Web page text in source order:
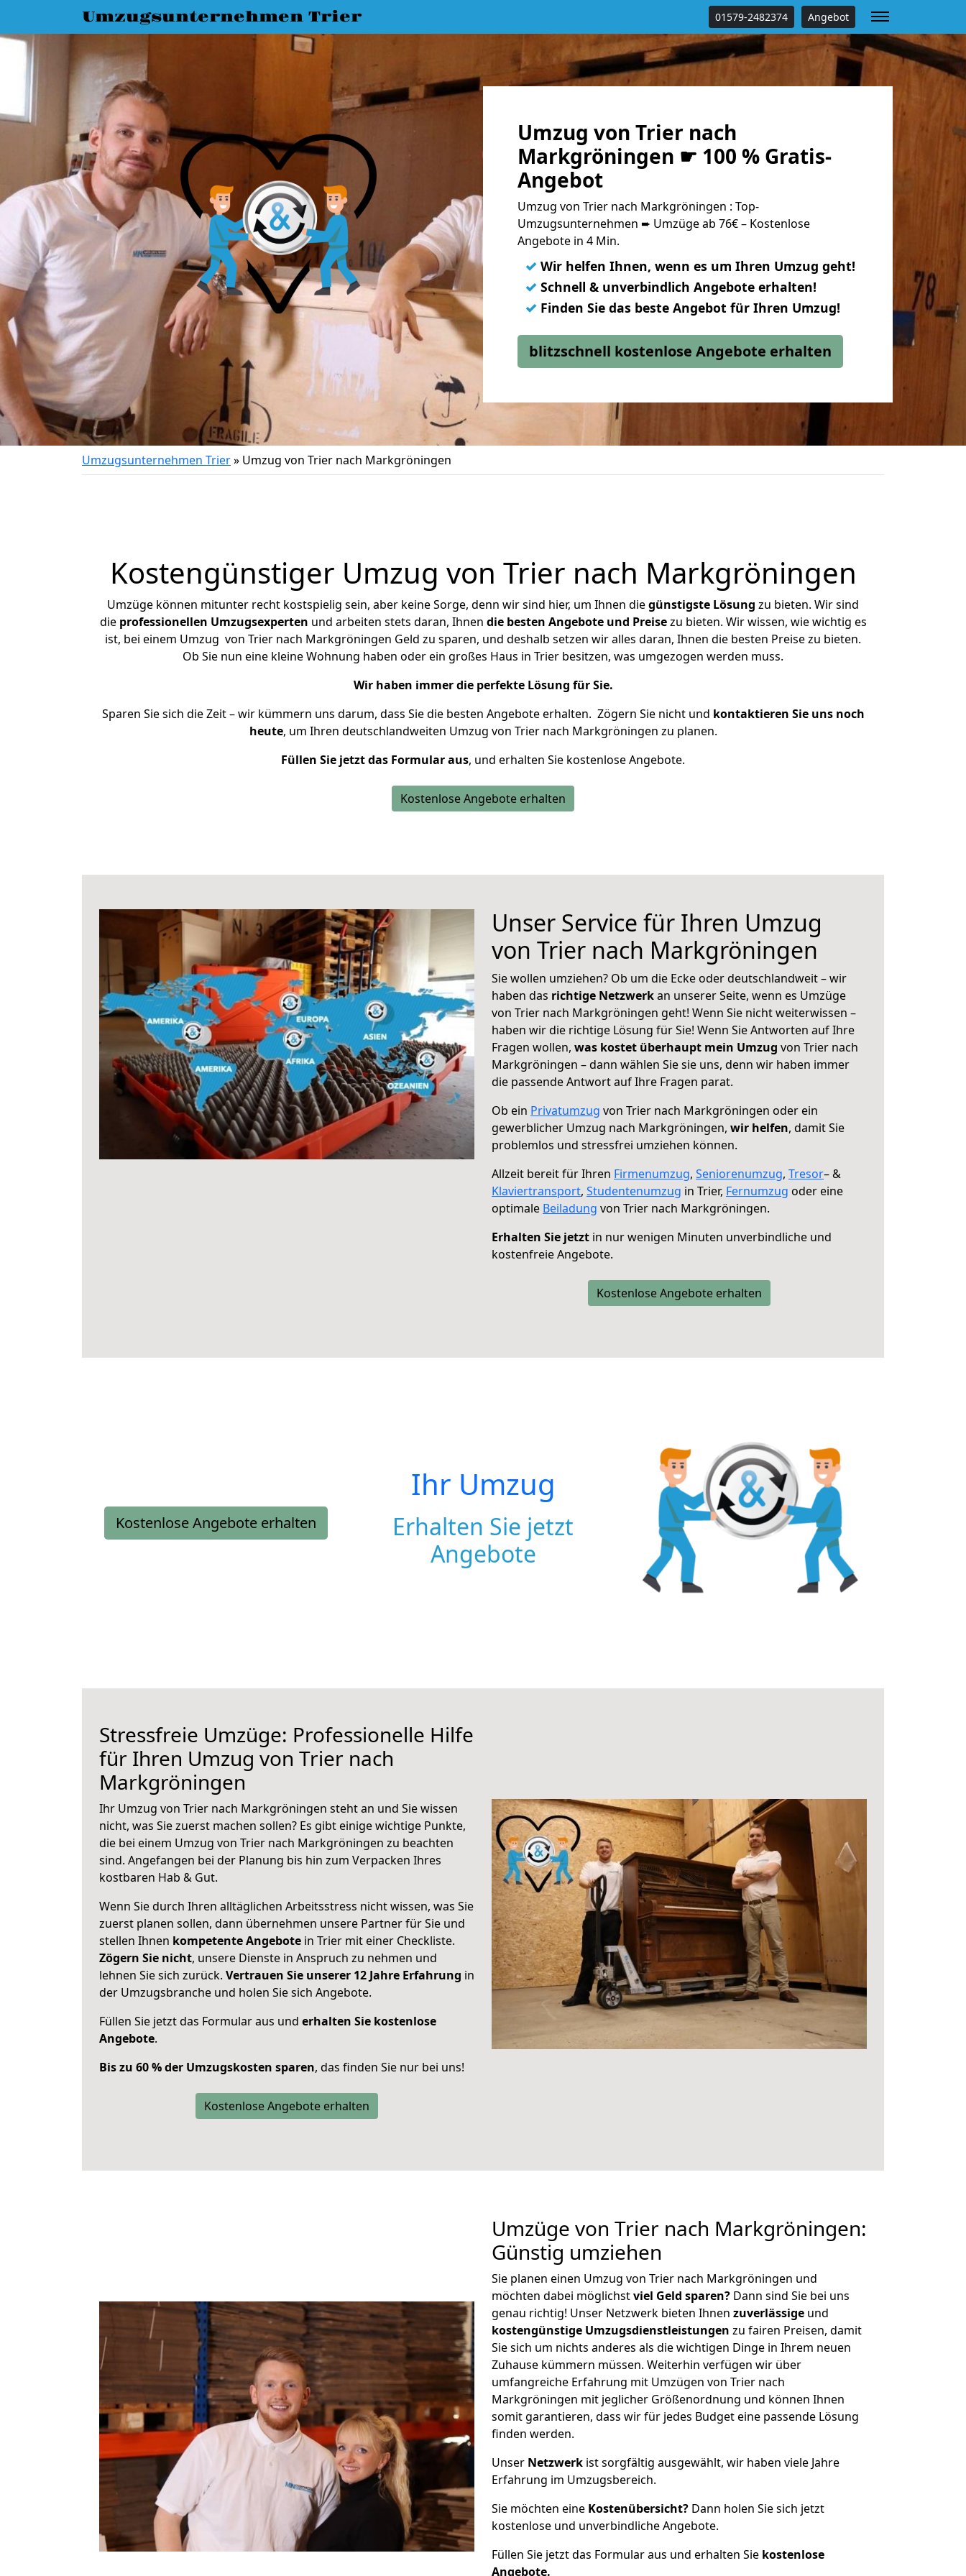
Umzugsunternehmen Trier 01579-2482374 Angebot
Umzug von Trier nach
Markgröningen ☛ 100 % Gratis-
Angebot
Umzug von Trier nach Markgröningen : Top-
Umzugsunternehmen ➨ Umzüge ab 76€ – Kostenlose
Angebote in 4 Min.
✓ Wir helfen Ihnen, wenn es um Ihren Umzug geht!
✓ Schnell & unverbindlich Angebote erhalten!
✓ Finden Sie das beste Angebot für Ihren Umzug!
blitzschnell kostenlose Angebote erhalten
Umzugsunternehmen Trier» Umzug von Trier nach Markgröningen
Kostengünstiger Umzug von Trier nach Markgröningen
Umzüge können mitunter recht kostspielig sein, aber keine Sorge, denn wir sind hier, um Ihnen diegünstigste Lösung zu bieten. Wir sind
die professionellen Umzugsexperten und arbeiten stets daran, Ihnen die besten Angebote und Preisezu bieten. Wir wissen, wie wichtig es
ist, bei einem Umzug von Trier nach Markgröningen Geld zu sparen, und deshalb setzen wir alles daran, Ihnen die besten Preise zu bieten.
Ob Sie nun eine kleine Wohnung haben oder ein großes Haus in Trier besitzen, was umgezogen werden muss.
Wir haben immer die perfekte Lösung für Sie.
Sparen Sie sich die Zeit – wir kümmern uns darum, dass Sie die besten Angebote erhalten. Zögern Sie nicht und kontaktieren Sie uns noch
heute, um Ihren deutschlandweiten Umzug von Trier nach Markgröningen zu planen.
Füllen Sie jetzt das Formular aus, und erhalten Sie kostenlose Angebote.
Kostenlose Angebote erhalten
Unser Service für Ihren Umzug
von Trier nach Markgröningen
Sie wollen umziehen? Ob um die Ecke oder deutschlandweit – wir
haben das richtige Netzwerkan unserer Seite, wenn es Umzüge
von Trier nach Markgröningen geht! Wenn Sie nicht weiterwissen –
haben wir die richtige Lösung für Sie! Wenn Sie Antworten auf Ihre
Fragen wollen, was kostet überhaupt mein Umzug von Trier nach
Markgröningen – dann wählen Sie sie uns, denn wir haben immer
die passende Antwort auf Ihre Fragen parat.
Ob ein Privatumzug von Trier nach Markgröningen oder ein
gewerblicher Umzug nach Markgröningen, wir helfen, damit Sie
problemlos und stressfrei umziehen können.
Allzeit bereit für Ihren Firmenumzug, Seniorenumzug, Tresor– &
Klaviertransport, Studentenumzug in Trier, Fernumzug oder eine
optimale Beiladung von Trier nach Markgröningen.
Erhalten Sie jetzt in nur wenigen Minuten unverbindliche und
kostenfreie Angebote.
Kostenlose Angebote erhalten
Kostenlose Angebote erhalten
Ihr Umzug
Erhalten Sie jetzt
Angebote
Stressfreie Umzüge: Professionelle Hilfe
für Ihren Umzug von Trier nach
Markgröningen
Ihr Umzug von Trier nach Markgröningen steht an und Sie wissen
nicht, was Sie zuerst machen sollen? Es gibt einige wichtige Punkte,
die bei einem Umzug von Trier nach Markgröningen zu beachten
sind. Angefangen bei der Planung bis hin zum Verpacken Ihres
kostbaren Hab & Gut.
Wenn Sie durch Ihren alltäglichen Arbeitsstress nicht wissen, was Sie
zuerst planen sollen, dann übernehmen unsere Partner für Sie und
stellen Ihnen kompetente Angebote in Trier mit einer Checkliste.
Zögern Sie nicht, unsere Dienste in Anspruch zu nehmen und
lehnen Sie sich zurück. Vertrauen Sie unserer 12 Jahre Erfahrung in
der Umzugsbranche und holen Sie sich Angebote.
Füllen Sie jetzt das Formular aus und erhalten Sie kostenlose
Angebote.
Bis zu 60 % der Umzugskosten sparen, das finden Sie nur bei uns!
Kostenlose Angebote erhalten
Umzüge von Trier nach Markgröningen:
Günstig umziehen
Sie planen einen Umzug von Trier nach Markgröningen und
möchten dabei möglichstviel Geld sparen? Dann sind Sie bei uns
genau richtig! Unser Netzwerk bieten Ihnen zuverlässige und
kostengünstige Umzugsdienstleistungen zu fairen Preisen, damit
Sie sich um nichts anderes als die wichtigen Dinge in Ihrem neuen
Zuhause kümmern müssen. Weiterhin verfügen wir über
umfangreiche Erfahrung mit Umzügen von Trier nach
Markgröningen mit jeglicher Größenordnung und können Ihnen
somit garantieren, dass wir für jedes Budget eine passende Lösung
finden werden.
Unser Netzwerk ist sorgfältig ausgewählt, wir haben viele Jahre
Erfahrung im Umzugsbereich.
Sie möchten eine Kostenübersicht? Dann holen Sie sich jetzt
kostenlose und unverbindliche Angebote.
Füllen Sie jetzt das Formular aus und erhalten Sie kostenlose
Angebote.